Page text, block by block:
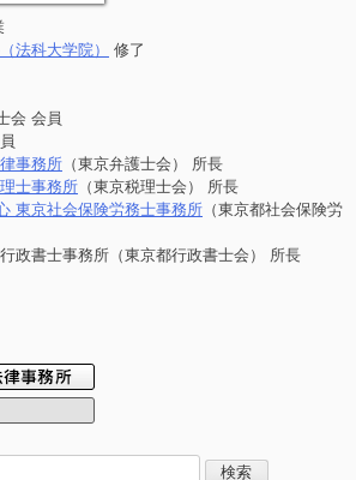
法科大学院）
修了
会 会員
事務所 （東京弁護士会） 所長
士事務所 （東京税理士会） 所長
東京社会保険労務士事務所 （東京都社会保険労
政書士事務所（東京都行政書士会） 所長